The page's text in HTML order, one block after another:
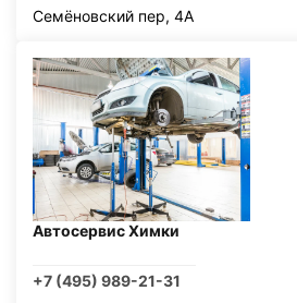
Семёновский пер, 4А
Автосервис Химки
+7 (495) 989-21-31